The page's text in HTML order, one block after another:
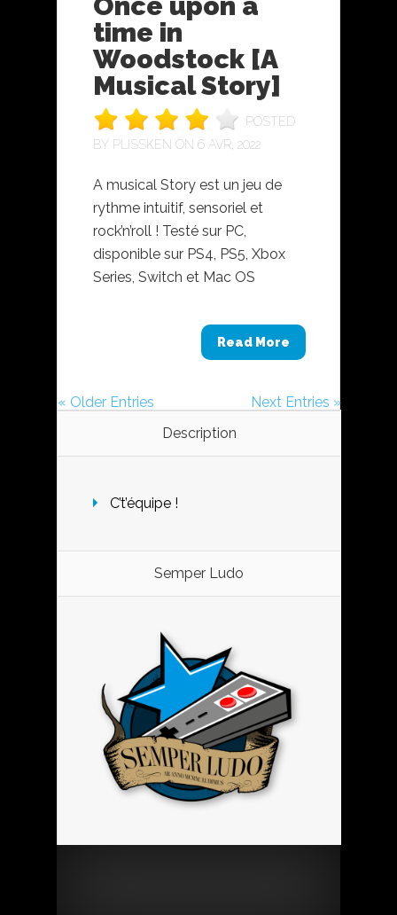
time in
Woodstock [A
Musical Story]
POSTED
BY PLISSKEN ON 6 AVR, 2022
A musical Story est un jeu de
rythme intuitif, sensoriel et
rock’n’roll ! Testé sur PC,
disponible sur PS4, PS5, Xbox
Series, Switch et Mac OS
Read More
« Older Entries
Next Entries »
Description
C’t’équipe !
Semper Ludo